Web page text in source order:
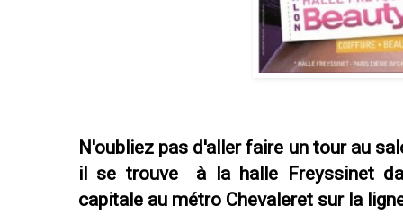
N'oubliez pas d'aller faire un tour au
il se trouve à la halle Freyssinet
capitale au métro Chevaleret sur la